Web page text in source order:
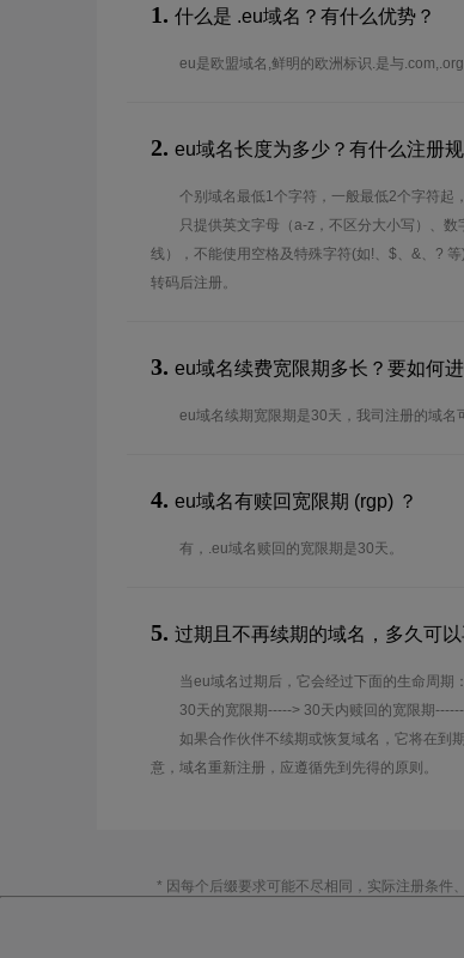
1. 什么是 .eu域名？有什么优势？
eu是欧盟域名,鲜明的欧洲标识.是与
2. eu域名长度为多少？有什么注册规
个别域名最低1个字符，一般最低2个字符起
只提供英文字母（a-z，不区分大小写）、
线），不能使用空格及特殊字符(如!、$、&、?
转码后注册。
3. eu域名续费宽限期多长？要如何
eu域名续期宽限期是30天，我司注册的域名
4. eu域名有赎回宽限期 (rgp) ？
有，.eu域名赎回的宽限期是30天。
5. 过期且不再续期的域名，多久可
当eu域名过期后，它会经过下面的生命周期：
30天的宽限期-----> 30天内赎回的宽限期
如果合作伙伴不续期或恢复域名，它将在到
意，域名重新注册，应遵循先到先得的原则。
* 因每个后缀要求可能不尽相同，实际注册条件